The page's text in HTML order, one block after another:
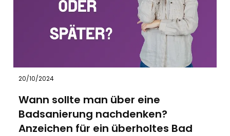
20/10/2024
Wann sollte man über eine
Badsanierung nachdenken?
Anzeichen für ein überholtes Bad